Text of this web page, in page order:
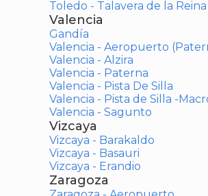
Toledo - Talavera de la Reina
Valencia
Gandía
Valencia - Aeropuerto
Valencia - Alzira
Valencia - Paterna
Valencia - Pista De Silla
Valencia - Pista de Silla -
Valencia - Sagunto
Vizcaya
Vizcaya - Barakaldo
Vizcaya - Basauri
Vizcaya - Erandio
Zaragoza